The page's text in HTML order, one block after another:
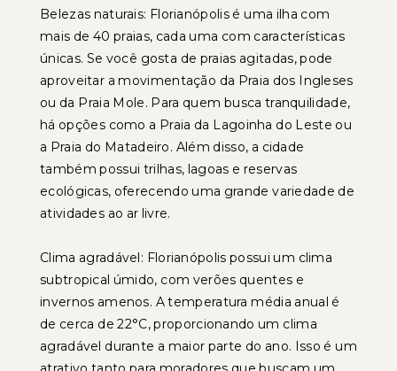
Belezas naturais: Florianópolis é uma ilha com
mais de 40 praias, cada uma com características
únicas. Se você gosta de praias agitadas, pode
aproveitar a movimentação da Praia dos Ingleses
ou da Praia Mole. Para quem busca tranquilidade,
há opções como a Praia da Lagoinha do Leste ou
a Praia do Matadeiro. Além disso, a cidade
também possui trilhas, lagoas e reservas
ecológicas, oferecendo uma grande variedade de
atividades ao ar livre.
Clima agradável: Florianópolis possui um clima
subtropical úmido, com verões quentes e
invernos amenos. A temperatura média anual é
de cerca de 22°C, proporcionando um clima
agradável durante a maior parte do ano. Isso é um